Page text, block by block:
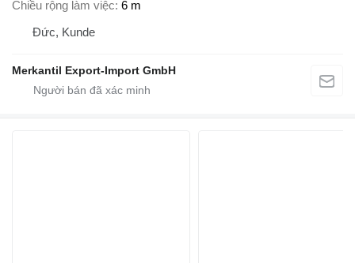
Chiều rộng làm việc 6 m
Đức, Kunde
Merkantil Export-Import GmbH